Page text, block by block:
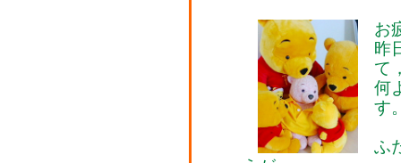
お
昨
て
何
す
ふ